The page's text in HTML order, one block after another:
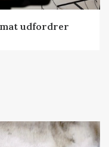
udfordrer